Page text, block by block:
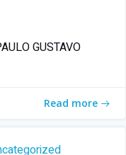
GUSTAVO
Read more